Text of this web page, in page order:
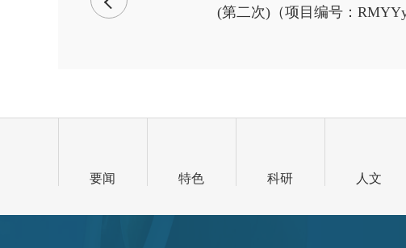
(第二次)（项目编号：
要闻 特色 科研 人文